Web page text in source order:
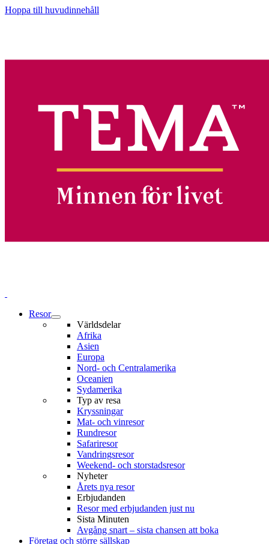
Hoppa till huvudinnehåll
Resor
Världsdelar
Afrika
Asien
Europa
Nord- och Centralamerika
Oceanien
Sydamerika
Typ av resa
Kryssningar
Mat- och vinresor
Rundresor
Safariresor
Vandringsresor
Weekend- och storstadsresor
Nyheter
Årets nya resor
Erbjudanden
Resor med erbjudanden just nu
Sista Minuten
Avgång snart – sista chansen att boka
Företag och större sällskap